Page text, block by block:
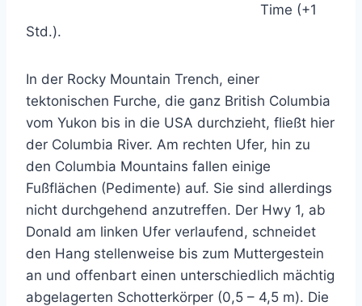
Time (+1
Std.).
In der Rocky Mountain Trench, einer
tektonischen Furche, die ganz British Columbia
vom Yukon bis in die USA durchzieht, fließt hier
der Columbia River. Am rechten Ufer, hin zu
den Columbia Mountains fallen einige
Fußflächen (Pedimente) auf. Sie sind allerdings
nicht durchgehend anzutreffen. Der Hwy 1, ab
Donald am linken Ufer verlaufend, schneidet
den Hang stellenweise bis zum Muttergestein
an und offenbart einen unterschiedlich mächtig
abgelagerten Schotterkörper (0,5 – 4,5 m). Die